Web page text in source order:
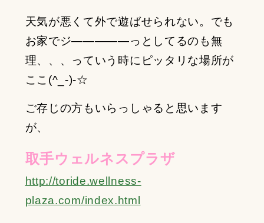
天気が悪くて外で遊ばせられない。でも
お家でジ―――――っとしてるのも無
理、、、っていう時にピッタリな場所が
ここ(^_-)-☆
ご存じの方もいらっしゃると思います
が、
取手ウェルネスプラザ
http://toride.wellness-
plaza.com/index.html